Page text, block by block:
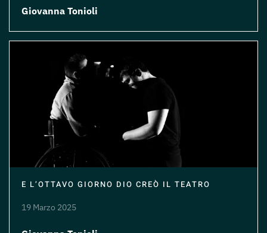
Giovanna Tonioli
E L’OTTAVO GIORNO DIO CREÒ IL TEATRO
19 Marzo 2025